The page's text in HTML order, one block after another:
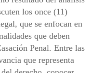
los once (11)
que se enfocan en
que deben
Penal. Entre las
que representa